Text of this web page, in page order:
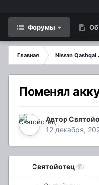
Форумы Об
Главная Nissan Qashqai
Поменял
Автор
12 декабря,
Святойотец